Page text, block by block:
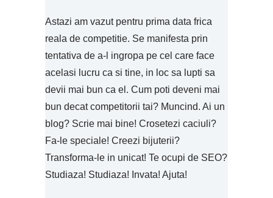
Astazi am vazut pentru prima data frica
reala de competitie. Se manifesta prin
tentativa de a-l ingropa pe cel care face
acelasi lucru ca si tine, in loc sa lupti sa
devii mai bun ca el. Cum poti deveni mai
bun decat competitorii tai? Muncind. Ai un
blog? Scrie mai bine! Crosetezi caciuli?
Fa-le speciale! Creezi bijuterii?
Transforma-le in unicat! Te ocupi de SEO?
Studiaza! Studiaza! Invata! Ajuta!